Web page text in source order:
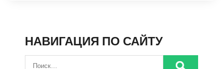
НАВИГАЦИЯ ПО САЙТУ